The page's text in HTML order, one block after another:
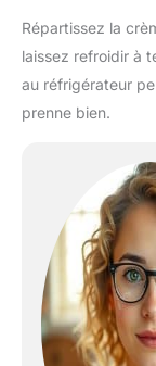
Répartissez la
laissez refroidir à
au réfrigérateur
prenne bien.